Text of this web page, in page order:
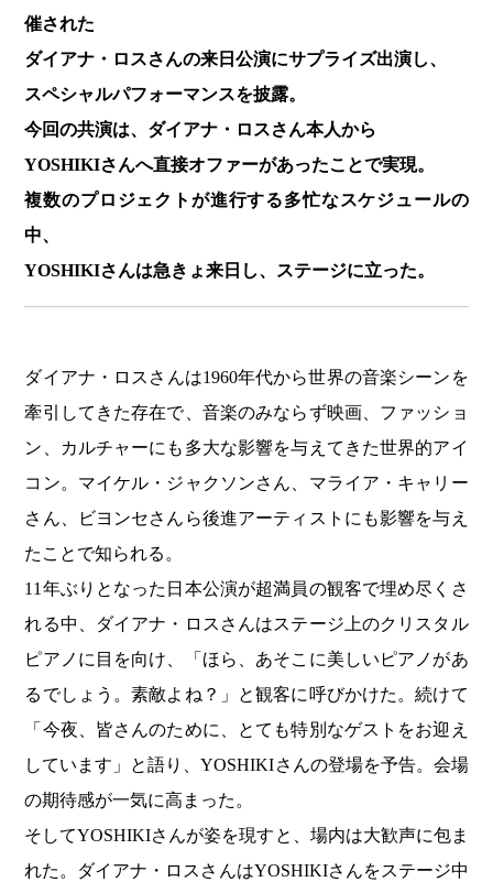
催された
ダイアナ・ロスさんの来日公演にサプライズ出演し、
スペシャルパフォーマンスを披露。
今回の共演は、ダイアナ・ロスさん本人から
YOSHIKIさんへ直接オファーがあったことで実現。
複数のプロジェクトが進行する多忙なスケジュールの
中、
YOSHIKIさんは急きょ来日し、ステージに立った。
ダイアナ・ロスさんは1960年代から世界の音楽シーンを
牽引してきた存在で、音楽のみならず映画、ファッショ
ン、カルチャーにも多大な影響を与えてきた世界的アイ
コン。マイケル・ジャクソンさん、マライア・キャリー
さん、ビヨンセさんら後進アーティストにも影響を与え
たことで知られる。
11年ぶりとなった日本公演が超満員の観客で埋め尽くさ
れる中、ダイアナ・ロスさんはステージ上のクリスタル
ピアノに目を向け、「ほら、あそこに美しいピアノがあ
るでしょう。素敵よね？」と観客に呼びかけた。続けて
「今夜、皆さんのために、とても特別なゲストをお迎え
しています」と語り、YOSHIKIさんの登場を予告。会場
の期待感が一気に高まった。
そしてYOSHIKIさんが姿を現すと、場内は大歓声に包ま
れた。ダイアナ・ロスさんはYOSHIKIさんをステージ中